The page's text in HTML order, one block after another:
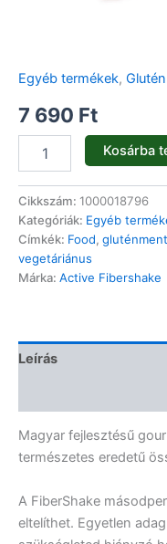
Egyéb termékek,
7 690 Ft
Kosárba
Cikkszám: 1000018796
Kategóriák: Egyéb
Címkék: Food,
vegetáriánus
Márka: Active Fibershake
Leírás
Magyar fejlesztésű
természetes eredetű
A FiberShake
eltelíthet. Egyetlen